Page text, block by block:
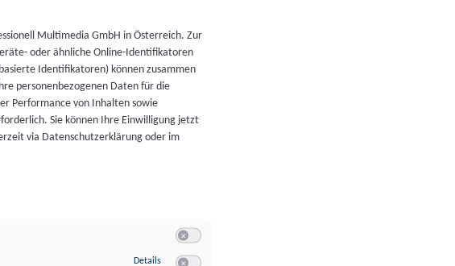
Multimedia GmbH in Österreich. Zur
oder ähnliche Online-Identifikatoren
Identifikatoren) können zusammen
personenbezogenen Daten für die
Performance von Inhalten sowie
Sie können Ihre Einwilligung jetzt
via Datenschutzerklärung oder im
Details zu Speichern von oder Zugriff auf Informationen auf einem Endgerät